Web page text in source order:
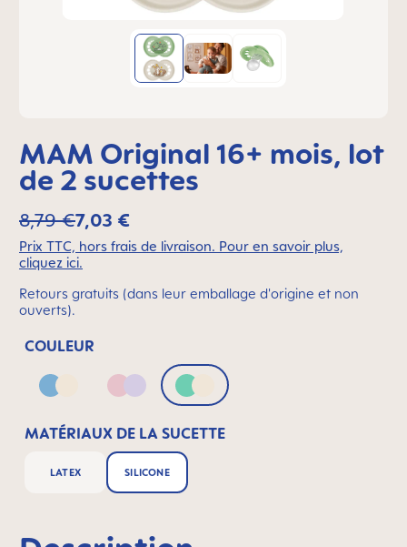
MAM Original 16+ mois, lot
de 2 sucettes
7,03 €
8,79 €
Prix TTC, hors frais de livraison. Pour en savoir plus,
cliquez ici.
Retours gratuits (dans leur emballage d'origine et non
ouverts).
COULEUR
Blue & NeutralPink & LilacGreen & Neutral
MATÉRIAUX DE LA SUCETTE
LATEX SILICONE